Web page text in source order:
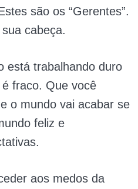
são os “Gerentes”.
cabeça.
está trabalhando duro
fraco. Que você
o mundo vai acabar se
feliz e
aos medos da